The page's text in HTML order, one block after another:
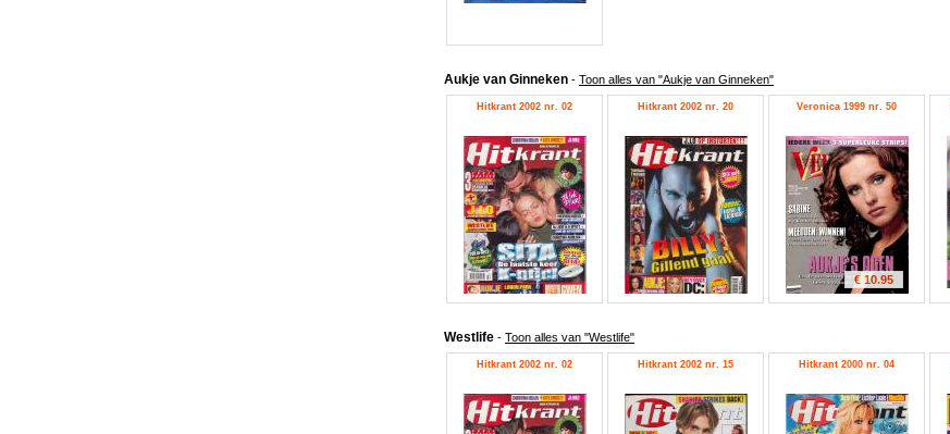
Aukje van Ginneken - Toon alles van "Aukje van Ginneken"
Hitkrant 2002 nr. 02 Hitkrant 2002 nr. 20 Veronica 1999 nr. 50
€ 10.95
Westlife - Toon alles van "Westlife"
Hitkrant 2002 nr. 02 Hitkrant 2002 nr. 15 Hitkrant 2000 nr. 04